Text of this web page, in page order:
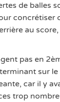
de balles
concrétiser
au
pas en
sur
car il y
trop